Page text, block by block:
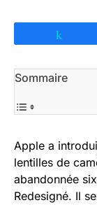
Sommaire
Apple a
lentilles de
abandonnée
Redesigné. Il